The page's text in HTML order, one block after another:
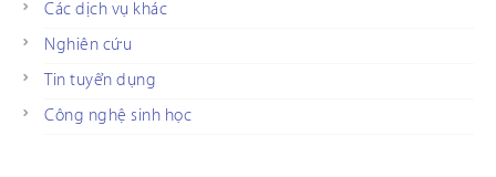
Các dịch vụ khác
Nghiên cứu
Tin tuyển dụng
Công nghệ sinh học